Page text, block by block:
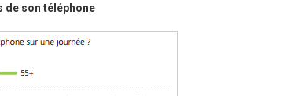
de son téléphone